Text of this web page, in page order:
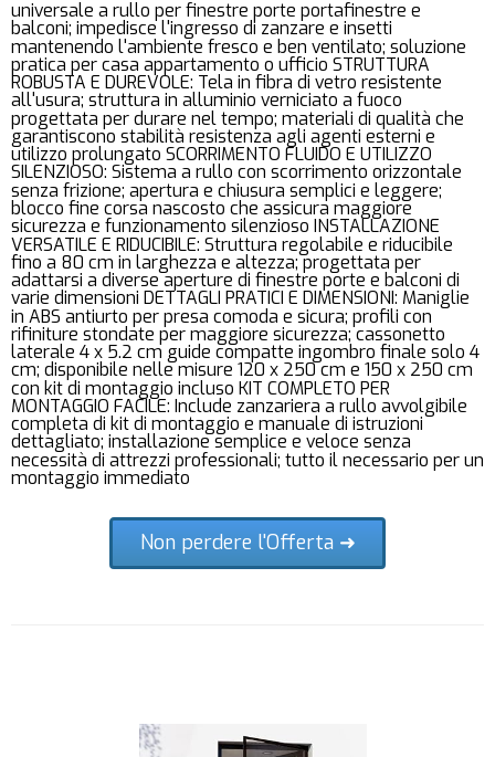
universale a rullo per finestre porte portafinestre e
balconi; impedisce l'ingresso di zanzare e insetti
mantenendo l'ambiente fresco e ben ventilato; soluzione
pratica per casa appartamento o ufficio STRUTTURA
ROBUSTA E DUREVOLE: Tela in fibra di vetro resistente
all'usura; struttura in alluminio verniciato a fuoco
progettata per durare nel tempo; materiali di qualità che
garantiscono stabilità resistenza agli agenti esterni e
utilizzo prolungato SCORRIMENTO FLUIDO E UTILIZZO
SILENZIOSO: Sistema a rullo con scorrimento orizzontale
senza frizione; apertura e chiusura semplici e leggere;
blocco fine corsa nascosto che assicura maggiore
sicurezza e funzionamento silenzioso INSTALLAZIONE
VERSATILE E RIDUCIBILE: Struttura regolabile e riducibile
fino a 80 cm in larghezza e altezza; progettata per
adattarsi a diverse aperture di finestre porte e balconi di
varie dimensioni DETTAGLI PRATICI E DIMENSIONI: Maniglie
in ABS antiurto per presa comoda e sicura; profili con
rifiniture stondate per maggiore sicurezza; cassonetto
laterale 4 x 5.2 cm guide compatte ingombro finale solo 4
cm; disponibile nelle misure 120 x 250 cm e 150 x 250 cm
con kit di montaggio incluso KIT COMPLETO PER
MONTAGGIO FACILE: Include zanzariera a rullo avvolgibile
completa di kit di montaggio e manuale di istruzioni
dettagliato; installazione semplice e veloce senza
necessità di attrezzi professionali; tutto il necessario per un
montaggio immediato
Non perdere l'Offerta ➜